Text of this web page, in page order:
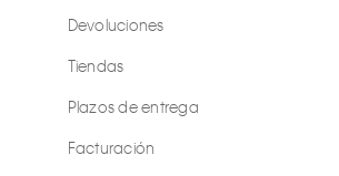
Devoluciones
Tiendas
Plazos de entrega
Facturación